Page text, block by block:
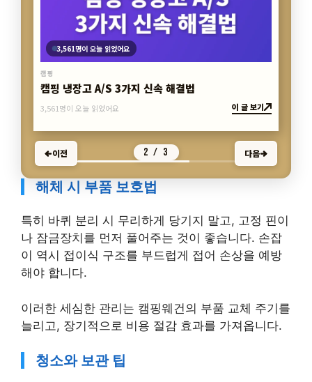
3,561명이 오늘 읽었어요
캠핑
캠핑 냉장고 A/S 3가지 신속 해결법
3,561명이 오늘 읽었어요 이 글 보기
이전 2 / 3 다음
해체 시 부품 보호법
특히 바퀴 분리 시 무리하게 당기지 말고, 고정 핀이
나 잠금장치를 먼저 풀어주는 것이 좋습니다. 손잡
이 역시 접이식 구조를 부드럽게 접어 손상을 예방
해야 합니다.
이러한 세심한 관리는 캠핑웨건의 부품 교체 주기를
늘리고, 장기적으로 비용 절감 효과를 가져옵니다.
청소와 보관 팁